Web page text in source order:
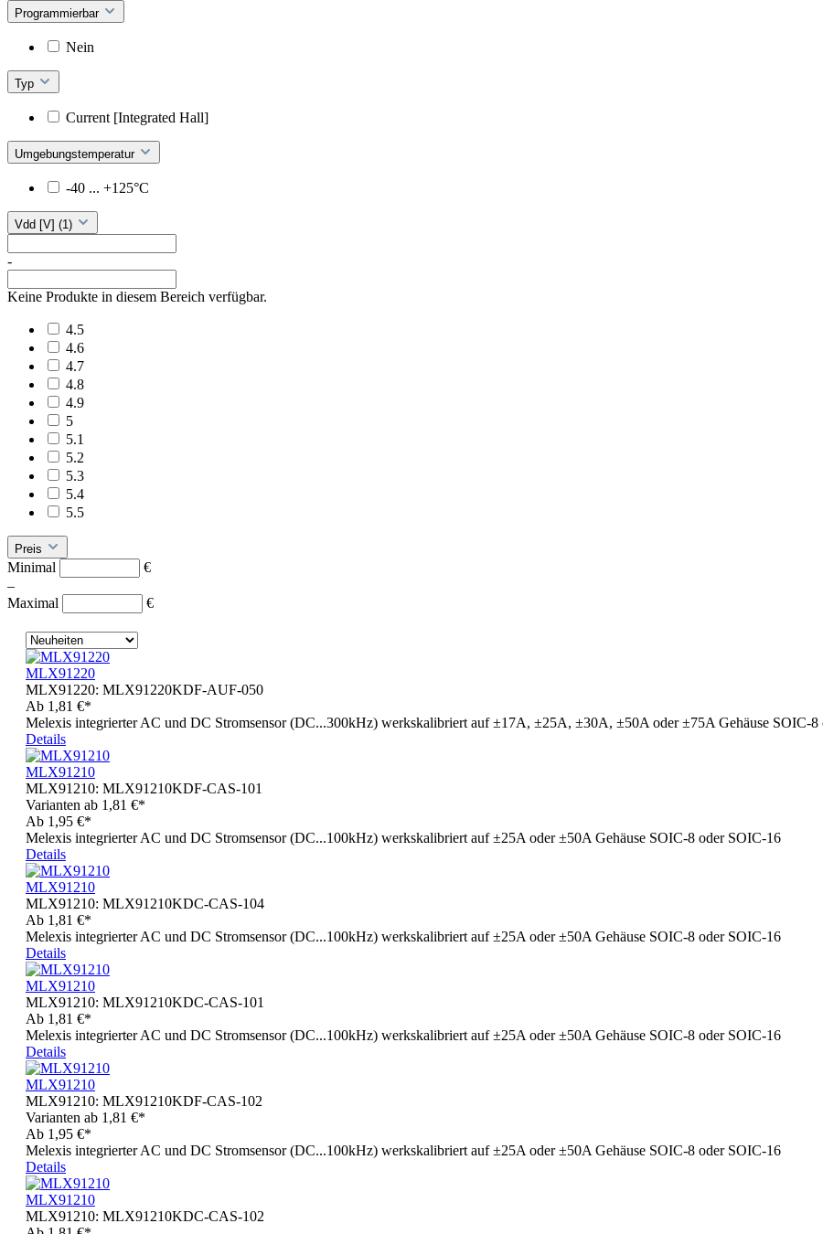
Programmierbar
Nein
Typ
Current [Integrated Hall]
Umgebungstemperatur
-40 ... +125°C
Vdd [V] (1)
-
Keine Produkte in diesem Bereich verfügbar.
4.5
4.6
4.7
4.8
4.9
5
5.1
5.2
5.3
5.4
5.5
Preis
Minimal
€
–
Maximal
€
MLX91220
MLX91220: MLX91220KDF-AUF-050
Ab 1,81 €*
Melexis integrierter AC und DC Stromsensor (DC...300kHz) werkskalibriert auf ±17A, ±25A, ±30A, ±50A oder ±75A Gehäuse SOIC-8
Details
MLX91210
MLX91210: MLX91210KDF-CAS-101
Varianten ab 1,81 €*
Ab 1,95 €*
Melexis integrierter AC und DC Stromsensor (DC...100kHz) werkskalibriert auf ±25A oder ±50A Gehäuse SOIC-8 oder SOIC-16
Details
MLX91210
MLX91210: MLX91210KDC-CAS-104
Ab 1,81 €*
Melexis integrierter AC und DC Stromsensor (DC...100kHz) werkskalibriert auf ±25A oder ±50A Gehäuse SOIC-8 oder SOIC-16
Details
MLX91210
MLX91210: MLX91210KDC-CAS-101
Ab 1,81 €*
Melexis integrierter AC und DC Stromsensor (DC...100kHz) werkskalibriert auf ±25A oder ±50A Gehäuse SOIC-8 oder SOIC-16
Details
MLX91210
MLX91210: MLX91210KDF-CAS-102
Varianten ab 1,81 €*
Ab 1,95 €*
Melexis integrierter AC und DC Stromsensor (DC...100kHz) werkskalibriert auf ±25A oder ±50A Gehäuse SOIC-8 oder SOIC-16
Details
MLX91210
MLX91210: MLX91210KDC-CAS-102